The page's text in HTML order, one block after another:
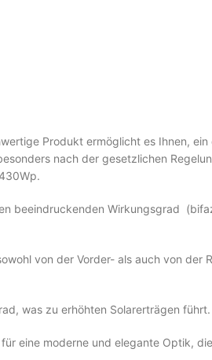
Produkt ermöglicht es Ihnen,
nach der gesetzlichen
beeindruckenden Wirkungsgrad
von der Vorder- als auch von der
was zu erhöhten Solarerträgen führt.
eine moderne und elegante Optik,